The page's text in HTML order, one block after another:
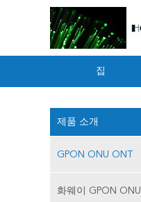
집
제품 소개
GPON ONU ONT
화웨이 GPON ONU